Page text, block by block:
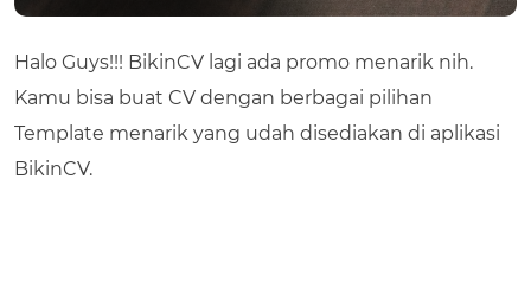
Halo Guys!!! BikinCV lagi ada promo menarik nih.
Kamu bisa buat CV dengan berbagai pilihan
Template menarik yang udah disediakan di aplikasi
BikinCV.